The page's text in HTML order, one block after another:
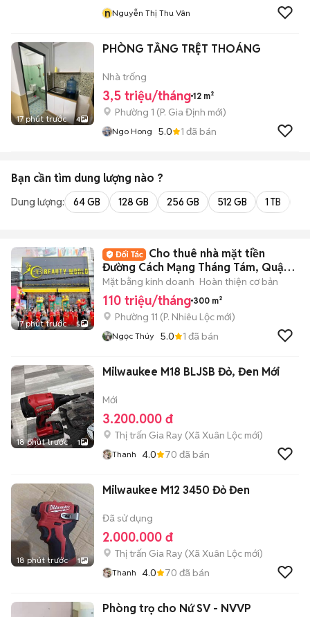
nNguyễn Thị Thu Vân
17 phút trước 4
PHÒNG TẦNG TRỆT THOÁNG
Nhà trống
3,5 triệu/tháng 12 m²
Phường 1 (P. Gia Định mới)
Ngo Hong 5.0 1 đã bán
Bạn cần tìm dung lượng nào ?
Dung lượng: 64 GB 128 GB 256 GB 512 GB 1 TB
17 phút trước 5
Cho thuê nhà mặt tiền
Đường Cách Mạng Tháng Tám, Quận
3. DT: 10x30m.
Mặt bằng kinh doanh Hoàn thiện cơ bản
110 triệu/tháng 300 m²
Phường 11 (P. Nhiêu Lộc mới)
Ngọc Thúy 5.0 1 đã bán
18 phút trước 1
Milwaukee M18 BLJSB Đỏ, Đen Mới
Mới
3.200.000 đ
Thị trấn Gia Ray (Xã Xuân Lộc mới)
Thanh 4.0 70 đã bán
18 phút trước 1
Milwaukee M12 3450 Đỏ Đen
Đã sử dụng
2.000.000 đ
Thị trấn Gia Ray (Xã Xuân Lộc mới)
Thanh 4.0 70 đã bán
Phòng trọ cho Nứ SV - NVVP